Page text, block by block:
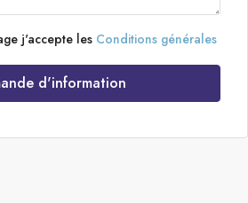
j'accepte les Conditions générales
d'information